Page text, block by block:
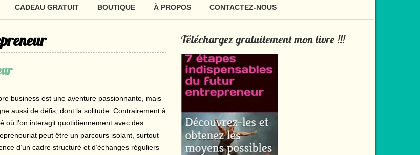
CADEAU GRATUIT BOUTIQUE À PROPOS CONTACTEZ-NOUS
business est une aventure passionnante, mais
aussi de défis, dont la solitude. Contrairement à
où l’on interagit quotidiennement avec des
peut être un parcours isolant, surtout
d’un cadre structuré et d’échanges réguliers
Téléchargez gratuitement mon livre !!!